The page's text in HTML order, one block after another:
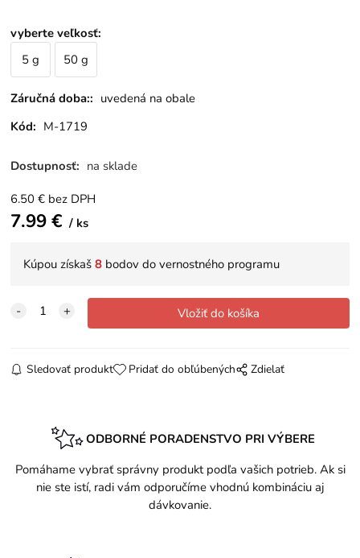
vyberte veľkosť:
5 g
50 g
Záručná doba:: uvedená na obale
Kód: M-1719
Dostupnosť: na sklade
6.50 € bez DPH
7.99€ ks
Kúpou získaš8 bodov do vernostného programu
Sledovať produkt Pridať do obľúbených Zdielať
ODBORNÉ PORADENSTVO PRI VÝBERE
Pomáhame vybrať správny produkt podľa vašich potrieb. Ak si
nie ste istí, radi vám odporučíme vhodnú kombináciu aj
dávkovanie.